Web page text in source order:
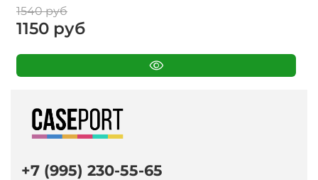
1540 руб
1150 руб
+7 (995) 230-55-65